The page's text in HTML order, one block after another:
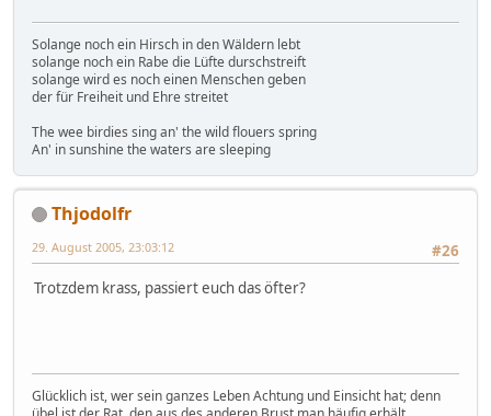
Solange noch ein Hirsch in den Wäldern lebt
solange noch ein Rabe die Lüfte durschstreift
solange wird es noch einen Menschen geben
der für Freiheit und Ehre streitet
The wee birdies sing an' the wild flouers spring
An' in sunshine the waters are sleeping
Thjodolfr
#26
29. August 2005, 23:03:12
Trotzdem krass, passiert euch das öfter?
Glücklich ist, wer sein ganzes Leben Achtung und Einsicht hat; denn